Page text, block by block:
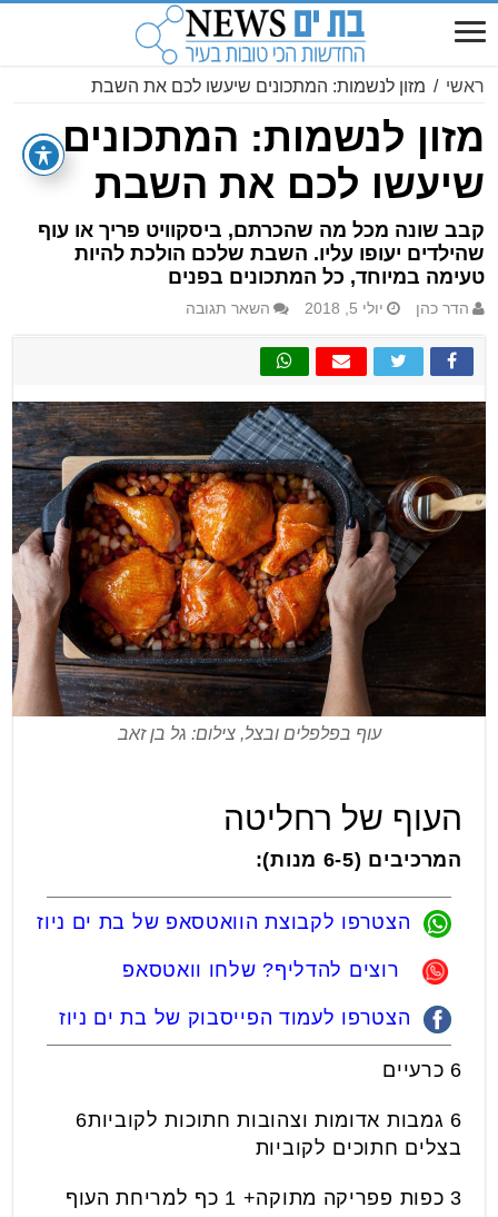
ראשי / מזון לנשמות: המתכונים שיעשו לכם את השבת
מזון לנשמות: המתכונים
שיעשו לכם את השבת
קבב שונה מכל מה שהכרתם, ביסקוויט פריך או עוף
שהילדים יעופו עליו. השבת שלכם הולכת להיות
טעימה במיוחד, כל המתכונים בפנים
הדר כהן יולי 5, 2018 השאר תגובה
עוף בפלפלים ובצל, צילום: גל בן זאב
העוף של רחליטה
המרכיבים (6-5 מנות):
הצטרפו לקבוצת הוואטסאפ של בת ים ניוז
רוצים להדליף? שלחו וואטסאפ
הצטרפו לעמוד הפייסבוק של בת ים ניוז
6 כרעיים
6 גמבות אדומות וצהובות חתוכות לקוביות6
בצלים חתוכים לקוביות
3 כפות פפריקה מתוקה+ 1 כף למריחת העוף